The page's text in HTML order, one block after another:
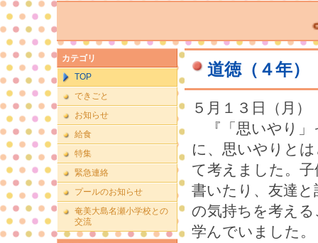
よう
カテゴリ
TOP
できごと
お知らせ
給食
特集
緊急連絡
プールのお知らせ
奄美大島名瀬小学校との
交流
道徳（４年）
５月１３日（月
『「思いやり」
に、思いやりと
て考えました。
書いたり、友達
の気持ちを考え
学んでいました。